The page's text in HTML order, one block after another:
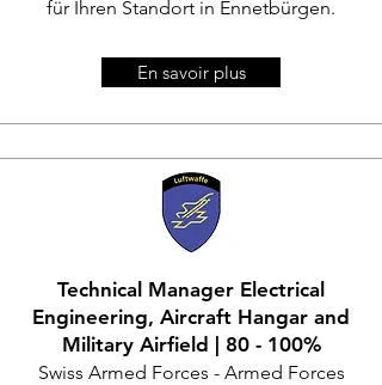
für Ihren Standort in Ennetbürgen.
En savoir plus
Technical Manager Electrical
Engineering, Aircraft Hangar and
Military Airfield | 80 - 100%
Swiss Armed Forces - Armed Forces